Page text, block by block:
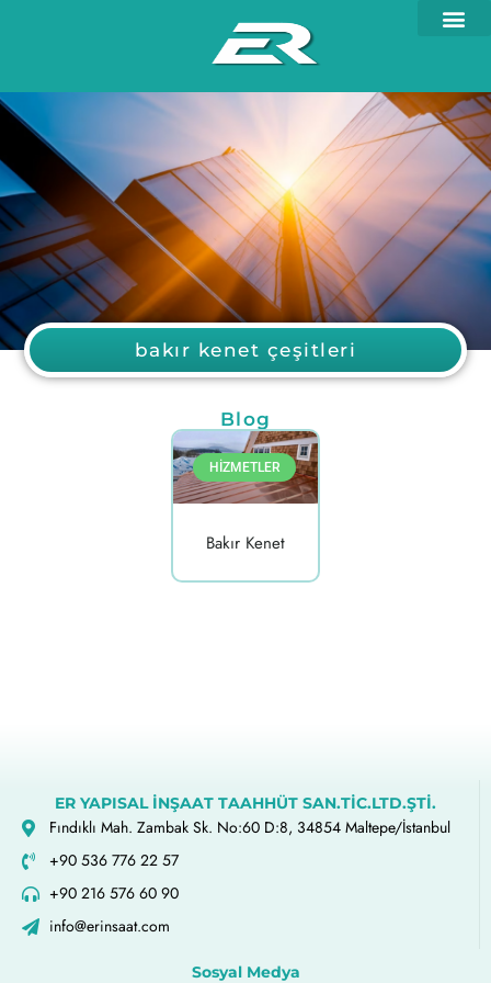
bakır kenet çeşitleri
Blog
HİZMETLER
Bakır Kenet
ER YAPISAL İNŞAAT TAAHHÜT SAN.TİC.LTD.ŞTİ.
Fındıklı Mah. Zambak Sk. No:60 D:8, 34854 Maltepe/İstanbul
+90 536 776 22 57
+90 216 576 60 90
info@erinsaat.com
Sosyal Medya